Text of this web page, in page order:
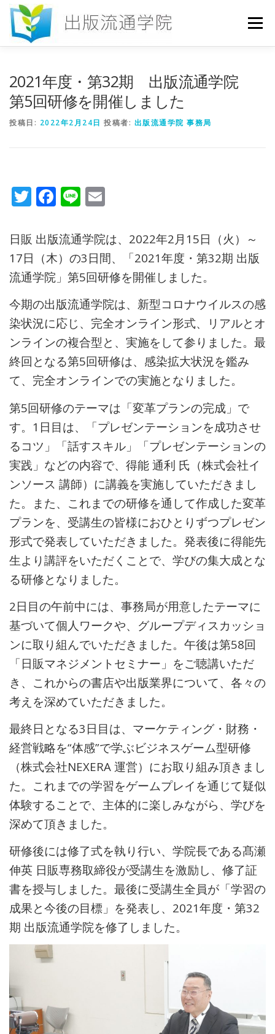
メニュー
2021年度・第32期 出版流通学院
第5回研修を開催しました
投稿日: 2022年2月24日 投稿者: 出版流通学院 事務局
Twitter
Facebook
Line
日販 出版流通学院は、2022年2月15日（火）～
17日（木）の3日間、「2021年度・第32期 出版
流通学院」第5回研修を開催しました。
今期の出版流通学院は、新型コロナウイルスの感
染状況に応じ、完全オンライン形式、リアルとオ
ンラインの複合型と、実施をして参りました。最
終回となる第5回研修は、感染拡大状況を鑑み
て、完全オンラインでの実施となりました。
第5回研修のテーマは 「変革プランの完成」で
す。 1日目は、
「プレゼンテーションを成功させ
るコツ」「話すスキル」「プレゼンテーションの
実践」などの内容で、得能 通利 氏（株式会社イ
ンソース 講師）に講義を実施していただきまし
た。また、これまでの研修を通して作成した変革
プランを、受講生の皆様におひとりずつプレゼン
形式で発表していただきました。発表後に得能先
生より講評をいただくことで、学びの集大成とな
る研修となりました。
2日目の午前中には、事務局が用意したテーマに
基づいて個人ワークや、グループディスカッショ
ンに取り組んでいただきました。 午後は第58回
「日販マネジメントセミナー」をご聴講いただ
き、これからの書店や出版業界について、各々の
考えを深めていただきました。
最終日となる3日目は、マーケティング・財務・
経営戦略を“体感”で学ぶビジネスゲーム型研修
（株式会社NEXERA 運営）にお取り組み頂きまし
た。これまでの学習をゲームプレイを通じて疑似
体験することで、主体的に楽しみながら、学びを
深めて頂きました。
研修後には修了式を執り行い、学院長である髙瀬
伸英 日販専務取締役が受講生を激励し、修了証
書を授与しました。最後に受講生全員が「学習の
成果と今後の目標」を発表し、2021年度・第32
期 出版流通学院を修了しました。